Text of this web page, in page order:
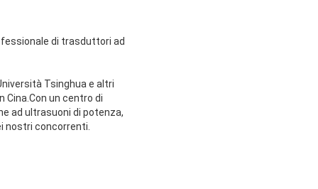
di trasduttori ad
Tsinghua e altri
un centro di
ad ultrasuoni di potenza,
nostri concorrenti.